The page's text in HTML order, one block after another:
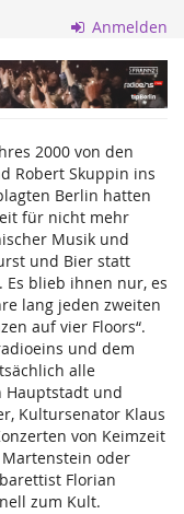
Anmelden
2000 von den
Robert Skuppin ins
Berlin hatten
für nicht mehr
Musik und
und Bier statt
Es blieb ihnen nur, es
lang jeden zweiten
auf vier Floors“.
und dem
alle
Hauptstadt und
Kultursenator Klaus
von Keimzeit
Martenstein oder
Florian
zum Kult.